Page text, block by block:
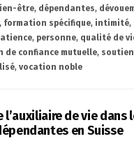
être, dépendantes,
, formation spécifique, intimité,
, personne, qualité de
de confiance mutuelle,
, vocation noble
l’auxiliaire de vie dans
en Suisse